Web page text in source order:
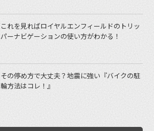
これを見ればロイヤルエンフィールドのトリッ
パーナビゲーションの使い方がわかる！
その停め方で大丈夫？地震に強い『バイクの駐
輪方法はコレ！』